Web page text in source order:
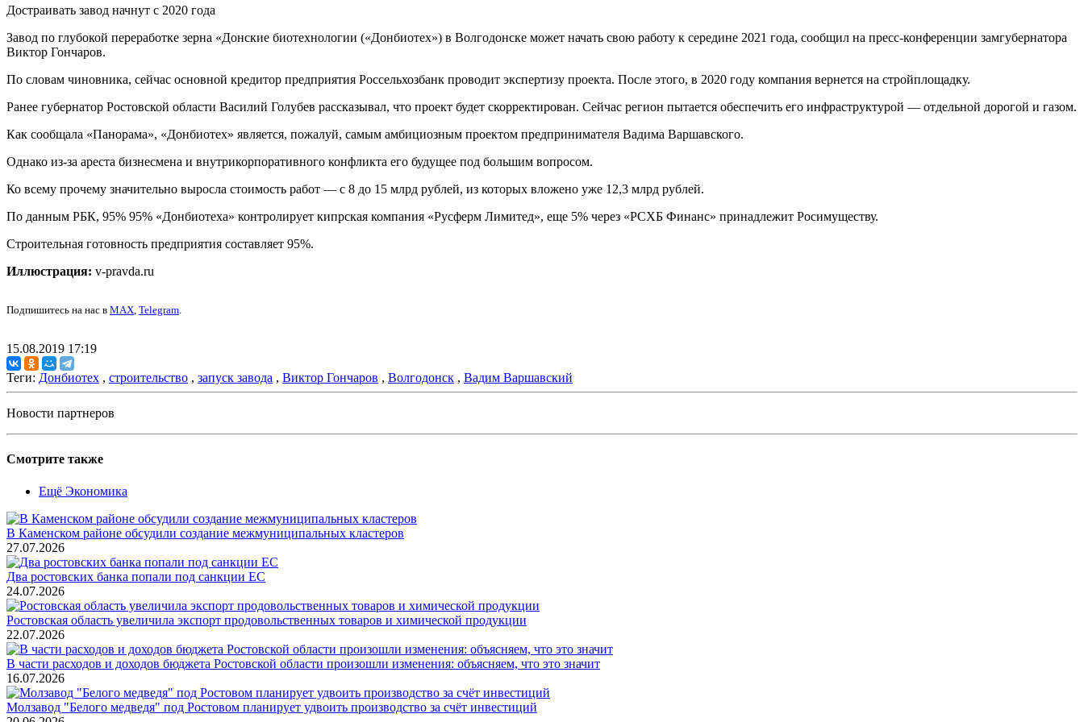
Достраивать завод начнут с 2020 года
Завод по глубокой переработке зерна «Донские биотехнологии («Донбиотех») в Волгодонске может начать свою работу к середине 2021 года, сообщил на пресс-конференции замгубернатора
Виктор Гончаров.
По словам чиновника, сейчас основной кредитор предприятия Россельхозбанк проводит экспертизу проекта. После этого, в 2020 году компания вернется на стройплощадку.
Ранее губернатор Ростовской области Василий Голубев рассказывал, что проект будет скорректирован. Сейчас регион пытается обеспечить его инфраструктурой — отдельной дорогой и газом.
Как сообщала «Панорама», «Донбиотех» является, пожалуй, самым амбициозным проектом предпринимателя Вадима Варшавского.
Однако из-за ареста бизнесмена и внутрикорпоративного конфликта его будущее под большим вопросом.
Ко всему прочему значительно выросла стоимость работ — с 8 до 15 млрд рублей, из которых вложено уже 12,3 млрд рублей.
По данным РБК, 95% 95% «Донбиотеха» контролирует кипрская компания «Русферм Лимитед», еще 5% через «РСХБ Финанс» принадлежит Росимуществу.
Строительная готовность предприятия составляет 95%.
Иллюстрация: v-pravda.ru
Подпишитесь на нас в MAX, Telegram.
15.08.2019 17:19
Теги: Донбиотех , строительство , запуск завода , Виктор Гончаров , Волгодонск , Вадим Варшавский
Новости партнеров
Смотрите также
Ещё Экономика
В Каменском районе обсудили создание межмуниципальных кластеров
27.07.2026
Два ростовских банка попали под санкции ЕС
24.07.2026
Ростовская область увеличила экспорт продовольственных товаров и химической продукции
22.07.2026
В части расходов и доходов бюджета Ростовской области произошли изменения: объясняем, что это значит
16.07.2026
Молзавод "Белого медведя" под Ростовом планирует удвоить производство за счёт инвестиций